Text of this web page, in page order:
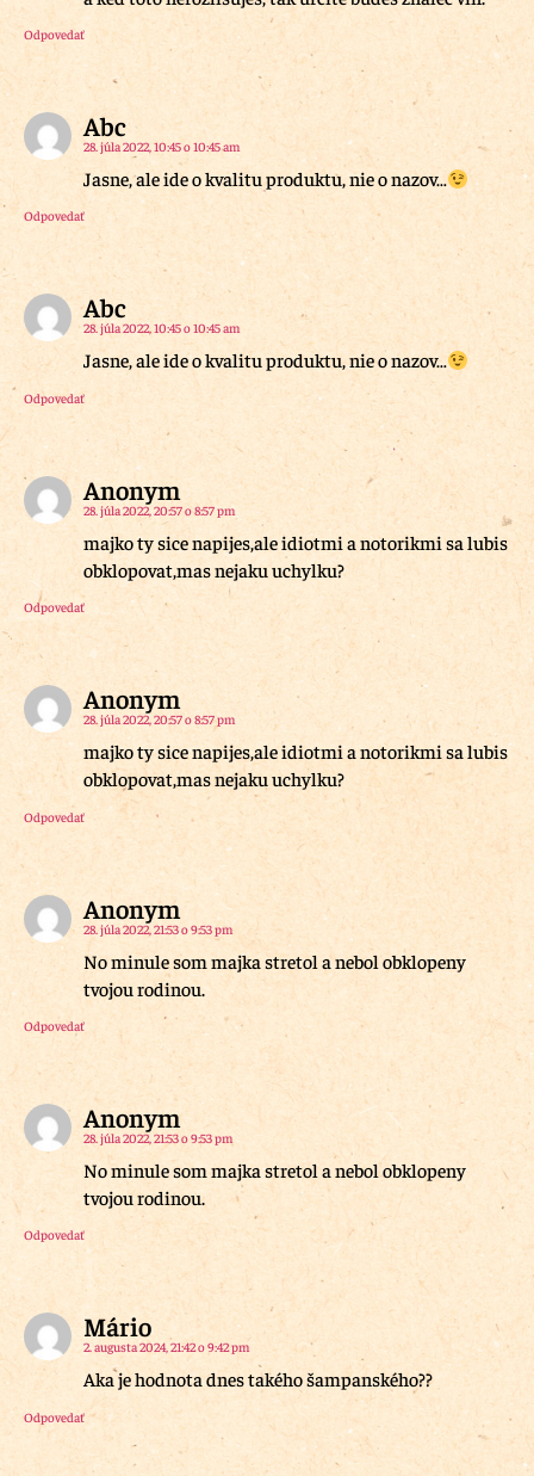
Odpovedať
Abc
28. júla 2022, 10:45 o 10:45 am
Jasne, ale ide o kvalitu produktu, nie o nazov…
Odpovedať
Abc
28. júla 2022, 10:45 o 10:45 am
Jasne, ale ide o kvalitu produktu, nie o nazov…
Odpovedať
Anonym
28. júla 2022, 20:57 o 8:57 pm
majko ty sice napijes,ale idiotmi a notorikmi sa lubis
obklopovat,mas nejaku uchylku?
Odpovedať
Anonym
28. júla 2022, 20:57 o 8:57 pm
majko ty sice napijes,ale idiotmi a notorikmi sa lubis
obklopovat,mas nejaku uchylku?
Odpovedať
Anonym
28. júla 2022, 21:53 o 9:53 pm
No minule som majka stretol a nebol obklopeny
tvojou rodinou.
Odpovedať
Anonym
28. júla 2022, 21:53 o 9:53 pm
No minule som majka stretol a nebol obklopeny
tvojou rodinou.
Odpovedať
Mário
2. augusta 2024, 21:42 o 9:42 pm
Aka je hodnota dnes takého šampanského??
Odpovedať